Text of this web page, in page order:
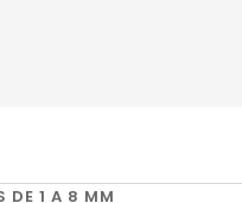
DE 1 A 8 MM